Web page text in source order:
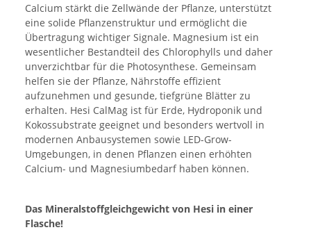
Calcium stärkt die Zellwände der Pflanze, unterstützt
eine solide Pflanzenstruktur und ermöglicht die
Übertragung wichtiger Signale. Magnesium ist ein
wesentlicher Bestandteil des Chlorophylls und daher
unverzichtbar für die Photosynthese. Gemeinsam
helfen sie der Pflanze, Nährstoffe effizient
aufzunehmen und gesunde, tiefgrüne Blätter zu
erhalten. Hesi CalMag ist für Erde, Hydroponik und
Kokossubstrate geeignet und besonders wertvoll in
modernen Anbausystemen sowie LED-Grow-
Umgebungen, in denen Pflanzen einen erhöhten
Calcium- und Magnesiumbedarf haben können.
Das Mineralstoffgleichgewicht von Hesi in einer
Flasche!